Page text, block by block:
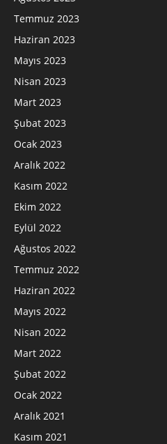
Temmuz 2023
Haziran 2023
Mayıs 2023
Nisan 2023
Mart 2023
Şubat 2023
Ocak 2023
Aralık 2022
Kasım 2022
Ekim 2022
Eylül 2022
Ağustos 2022
Temmuz 2022
Haziran 2022
Mayıs 2022
Nisan 2022
Mart 2022
Şubat 2022
Ocak 2022
Aralık 2021
Kasım 2021